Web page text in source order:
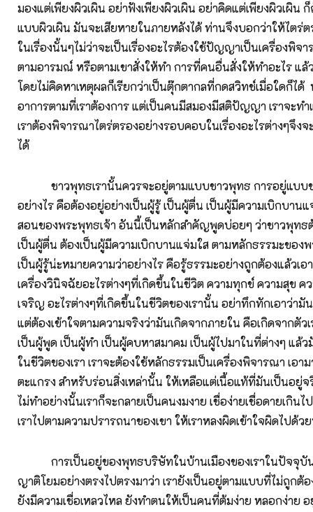
มองแต่เพียงผิวเผิน อย่าฟังเพียงผิวเผิน อย่าคิดแต่เพียงผิวเผิน ก็
แบบผิวเผิน มันจะเสียหายในภายหลังได้ ท่านจึงบอกว่าให้ไตร่
ในเรื่องนั้นๆไม่ว่าจะเป็นเรื่องอะไรต้องใช้ปัญญาเป็นเครื่องพิจ
ตามอารมณ์ หรือตามเขาสั่งให้ทำ การที่คนอื่นสั่งให้ทำอะไร แล้
โดยไม่คิดหาเหตุผลก็เรียกว่าเป็นตุ๊กตากลที่กดสวิทช์เมื่อใดก็ไ
อาการตามที่เราต้องการ แต่เป็นคนมีสมองมีสติปัญญา เราจะท
เราต้องพิจารณาไตร่ตรองอย่างรอบคอบในเรื่องอะไรต่างๆจึ
ได้
ชาวพุทธเรานั้นควรจะอยู่ตามแบบชาวพุทธ การอยู่แบบ
อย่างไร คือต้องอยู่อย่างเป็นผู้รู้ เป็นผู้ตื่น เป็นผู้มีความเบิกบาน
สอนของพระพุทธเจ้า อันนี้เป็นหลักสำคัญพูดบ่อยๆ ว่าชาวพุทธ
เป็นผู้ตื่น ต้องเป็นผู้มีความเบิกบานแจ่มใส ตามหลักธรรมะของพ
เป็นผู้รู้น่ะหมายความว่าอย่างไร คือรู้ธรรมะอย่างถูกต้องแล้วเอ
เครื่องวินิจฉัยอะไรต่างๆที่เกิดขึ้นในชีวิต ความทุกข์ ความสุข ค
เจริญ อะไรต่างๆที่เกิดขึ้นในชีวิตของเรานั้น อย่าทึกทักเอาว่ามั
แต่ต้องเข้าใจตามความจริงว่ามันเกิดจากภายใน คือเกิดจากตัวเ
เป็นผู้พูด เป็นผู้ทำ เป็นผู้คบหาสมาคม เป็นผู้ไปมาในที่ต่างๆ แล้ว
ในชีวิตของเรา เราจะต้องใช้หลักธรรมเป็นเครื่องพิจารณา เอา
ตะแกรง สำหรับร่อนสิ่งเหล่านั้น ให้เหลือแต่เนื้อแท้ที่มันเป็นอยู่จริ
ไม่ทำอย่างนั้นเราก็จะกลายเป็นคนงมงาย เชื่อง่ายเชื่อดายเกิน
เราไปตามความปรารถนาของเขา ให้เราหลงผิดเข้าใจผิดไปด้ว
การเป็นอยู่ของพุทธบริษัทในบ้านเมืองของเราในปัจจุบั
ญาติโยมอย่างตรงไปตรงมาว่า เรายังเป็นอยู่ตามแบบที่ไม่ถูกต้
ยังมีความเชื่อเหลวไหล ยังทำตนให้เป็นคนที่ต้มง่าย หลอกง่าย